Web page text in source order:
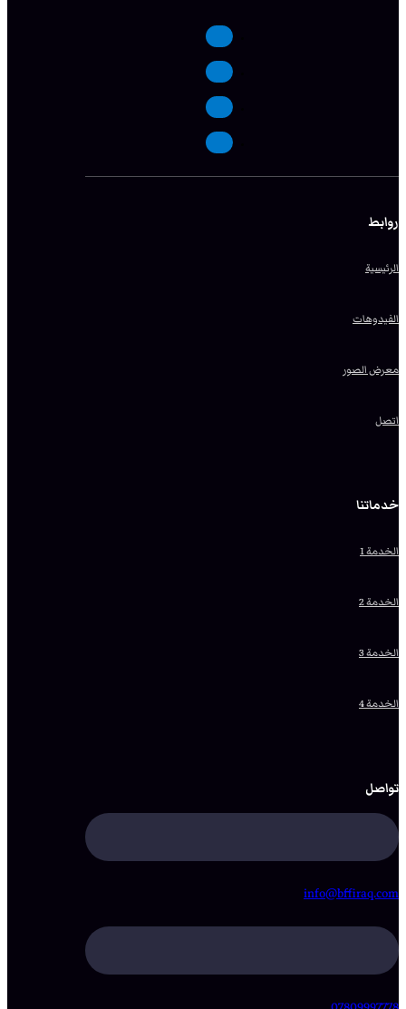
روابط
الرئيسية
الفيدوهات
معرض الصور
اتصل
خدماتنا
الخدمة 1
الخدمة 2
الخدمة 3
الخدمة 4
تواصل
info@bffiraq.com